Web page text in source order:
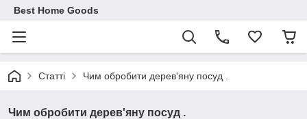
Best Home Goods
Статті Чим обробити дерев'яну посуд .
Чим обробити дерев'яну посуд .